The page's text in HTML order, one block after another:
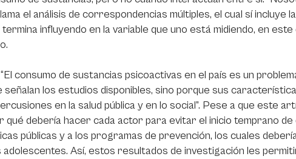
el análisis de correspondencias múltiples, el cual sí incluye
influyendo en la variable que uno está midiendo, en este
consumo de sustancias psicoactivas en el país es un
los estudios disponibles, sino porque sus
en la salud pública y en lo social”. Pese a que este
debería hacer cada actor para evitar el inicio temprano de
públicas y a los programas de prevención, los cuales
adolescentes. Así, estos resultados de investigación les